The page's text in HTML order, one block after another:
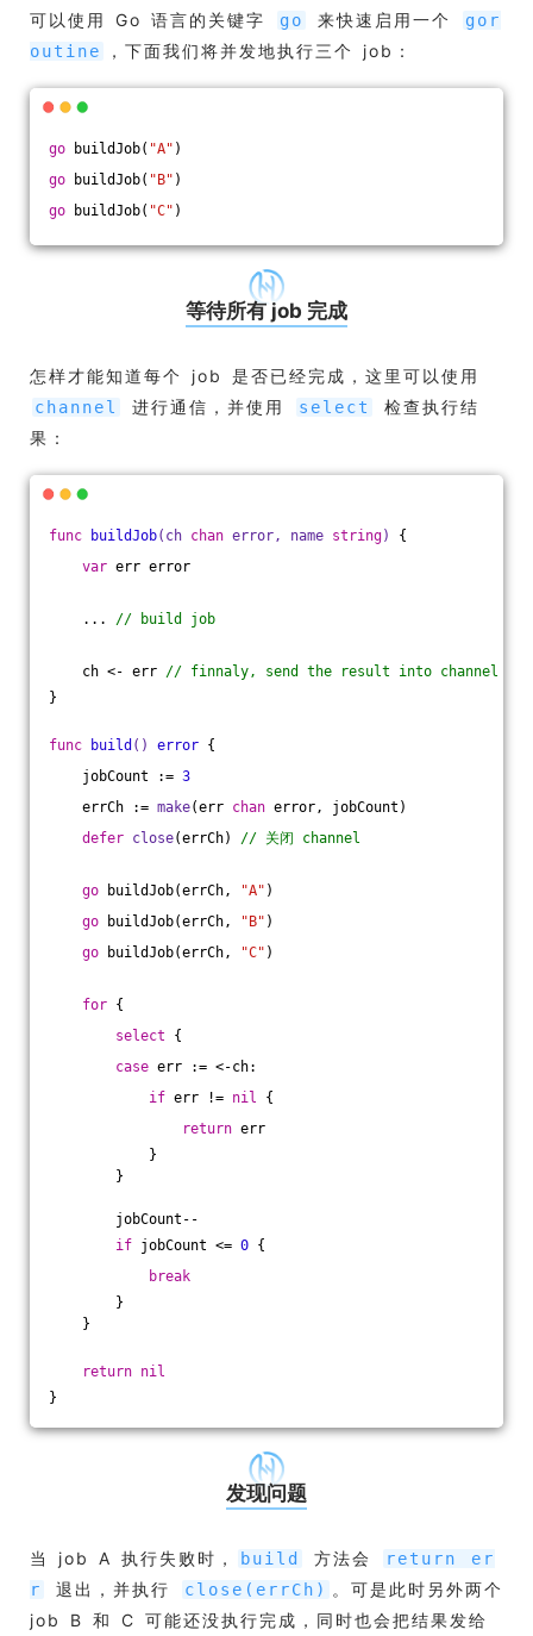
可以使用 Go 语言的关键字 go 来快速启用一个
gor
outine
，下面我们将并发地执行三个 job：
go buildJob( "A" )
go buildJob( "B" )
go buildJob( "C" )
等待所有 job 完成
怎样才能知道每个 job 是否已经完成，这里可以使用
channel 进行通信，并使用 select
检查执行结
果：
func buildJob(ch chan error, name string)
{
var err error
... // build job
ch <- err // finnaly, send the result into channel
}
func build () error {
jobCount := 3
errCh := make(err chan error, jobCount)
defer close(errCh) // 关闭 channel
go buildJob(errCh, "A" )
go buildJob(errCh, "B" )
go buildJob(errCh, "C" )
for {
select {
case err := <-ch:
if err != nil {
return err
}
}
jobCount--
if jobCount <= 0 {
break
}
}
return nil
}
发现问题
当 job A 执行失败时， build 方法会
return er
r
退出，并执行 close(errCh)
。可是此时另外两个
job B 和 C 可能还没执行完成，同时也会把结果发给